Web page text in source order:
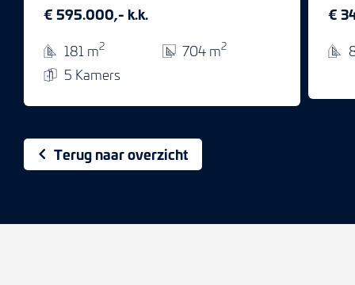
€ 595.000,- k.k.
181 m2 704 m2
5 Kamers
€
Terug naar overzicht